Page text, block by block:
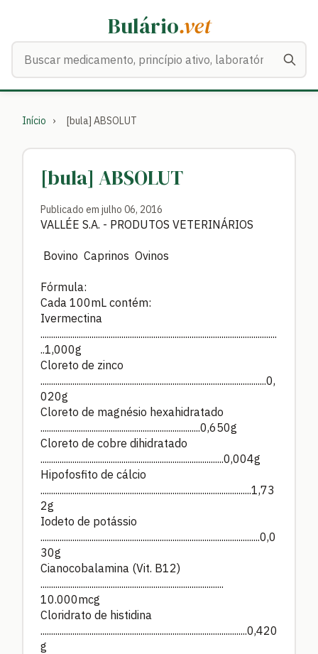
Bulário.vet
Início › [bula] ABSOLUT
[bula] ABSOLUT
Publicado em julho 06, 2016
VALLÉE S.A. - PRODUTOS VETERINÁRIOS
Bovino Caprinos Ovinos
Fórmula:
Cada 100mL contém:
Ivermectina
...............................................................................................................
..1,000g
Cloreto de zinco
..........................................................................................................0,
020g
Cloreto de magnésio hexahidratado
...........................................................................0,650g
Cloreto de cobre dihidratado
......................................................................................0,004g
Hipofosfito de cálcio
...................................................................................................1,73
2g
Iodeto de potássio
.......................................................................................................0,0
30g
Cianocobalamina (Vit. B12)
......................................................................................
10.000mcg
Cloridrato de histidina
.................................................................................................0,420
g